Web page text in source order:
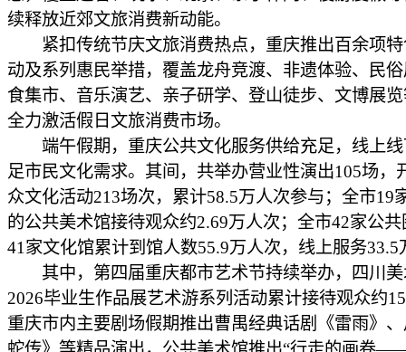
续释放近郊文旅消费新动能。
紧扣传统节庆文旅消费热点，重庆推出百余项特
动及系列惠民举措，覆盖龙舟竞渡、非遗体验、民
食集市、音乐演艺、亲子研学、登山徒步、文博展
全力激活假日文旅消费市场。
端午假期，重庆公共文化服务供给充足，线上线
足市民文化需求。其间，共举办营业性演出105场，
众文化活动213场次，累计58.5万人次参与；全市19
的公共美术馆接待观众约2.69万人次；全市42家公
41家文化馆累计到馆人数55.9万人次，线上服务33.5
其中，第四届重庆都市艺术节持续举办，四川美
2026毕业生作品展艺术游系列活动累计接待观众约
重庆市内主要剧场假期推出曹禺经典话剧《雷雨》